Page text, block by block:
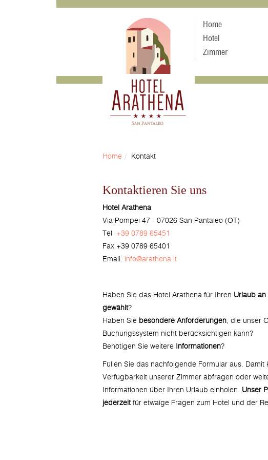
Home
Hotel
Zimmer
Home Kontakt
Kontaktieren Sie uns
Hotel Arathena
Via Pompei 47 - 07026 San Pantaleo (OT)
Tel
+39 0789 65451
Fax +39 0789 65401
Email: info@arathena.it
Haben Sie das Hotel Arathena für Ihren Urlaub an
gewählt?
Haben Sie besondere Anforderungen, die unser
Buchungssystem nicht berücksichtigen kann?
Benötigen Sie weitere
Informationen?
Füllen Sie das nachfolgende Formular aus. Damit
Verfügbarkeit unserer Zimmer abfragen oder
Informationen über Ihren Urlaub einholen. Unser
jederzeitfür etwaige Fragen zum Hotel und der